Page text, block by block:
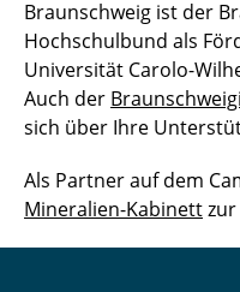
Braunschweig ist der
Hochschulbund als
Universität Carolo-
Auch der
sich über Ihre
Als Partner auf dem
Mineralien-Kabinett